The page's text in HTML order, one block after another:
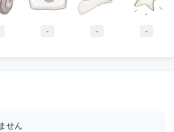
- - -
せん